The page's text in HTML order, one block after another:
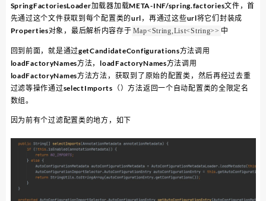
SpringFactoriesLoader加载器加载META-INF/spring.factories文件，首
先通过这个文件获取到每个配置类的url，再通过这些url将它们封装成
Properties对象，最后解析内容存于 Map<String,List<String>> 中
回到前面，就是通过getCandidateConfigurations方法调用
loadFactoryNames方法，loadFactoryNames方法调用
loadFactoryNames方法方法，获取到了原始的配置类，然后再经过去重
过滤等操作通过selectImports（）方法返回一个自动配置类的全限定名
数组。
因为前有个过滤配置类的地方，如下